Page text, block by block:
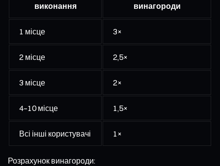
виконання
винагороди
1 місце 3×
2 місце 2,5×
3 місце 2×
4–10 місце 1,5×
Всі інші користувачі 1×
Розрахунок винагороди: